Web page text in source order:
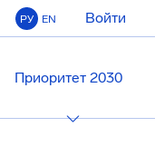
РУ EN Войти
Приоритет 2030